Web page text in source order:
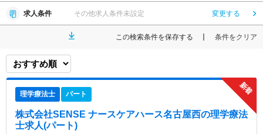
求人条件 その他求人条件未設定 変更する
この検索条件を保存する 条件をクリア
理学療法士 パート
株式会社SENSE ナースケアハース名古屋西の理学療法
士求人(パート)